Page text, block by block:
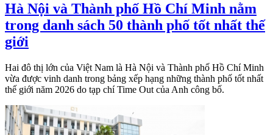
Hà Nội và Thành phố Hồ Chí Minh nằm
trong danh sách 50 thành phố tốt nhất thế
giới
Hai đô thị lớn của Việt Nam là Hà Nội và Thành phố Hồ Chí Minh
vừa được vinh danh trong bảng xếp hạng những thành phố tốt nhất
thế giới năm 2026 do tạp chí Time Out của Anh công bố.